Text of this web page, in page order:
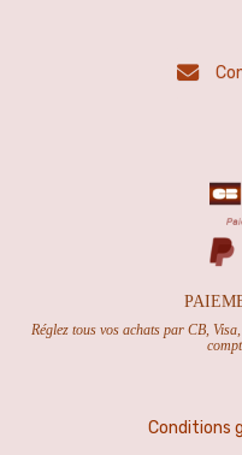
Réglez tous vos achats par CB,
Conditions